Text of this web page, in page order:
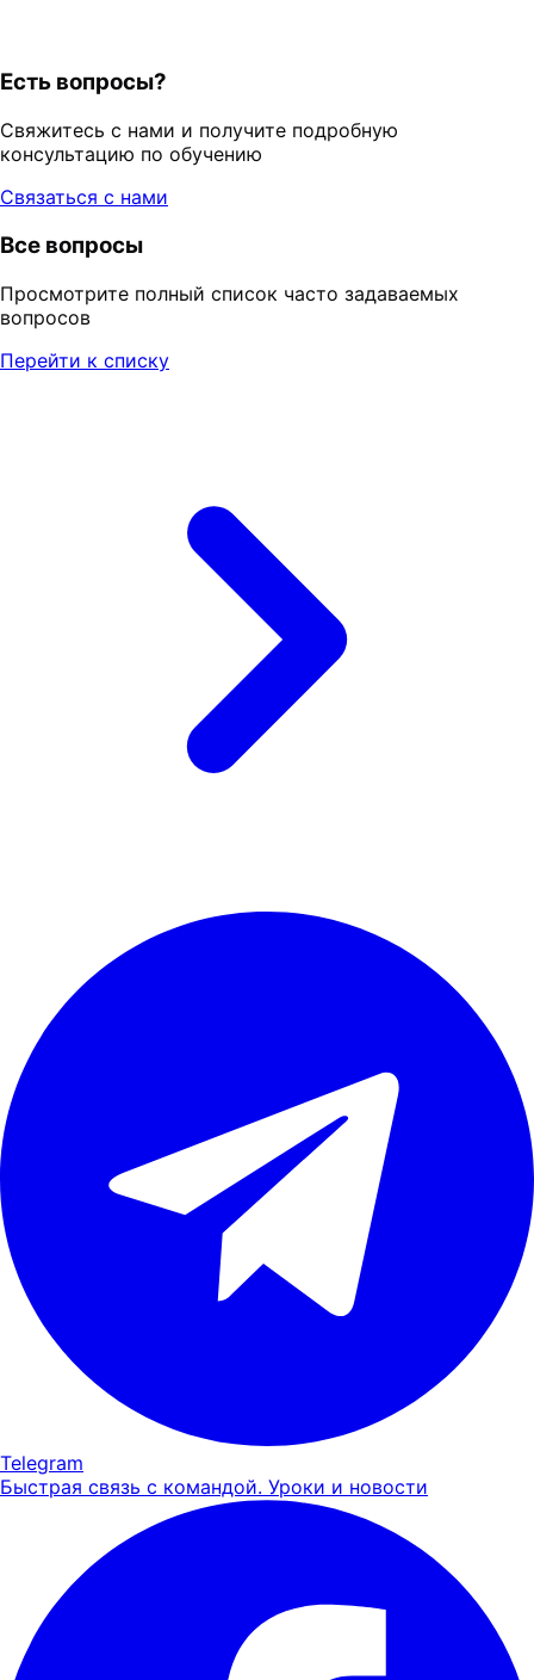
Есть вопросы?
Свяжитесь с нами и получите подробную
консультацию по обучению
Связаться с нами
Все вопросы
Просмотрите полный список часто задаваемых
вопросов
Перейти к списку
Telegram
Быстрая связь с командой. Уроки и новости